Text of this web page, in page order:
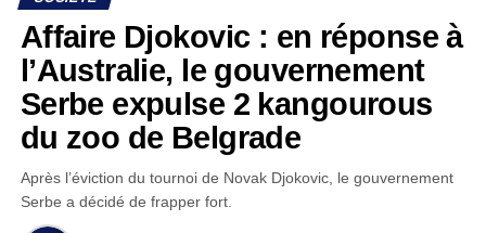
Affaire Djokovic : en réponse à
l’Australie, le gouvernement
Serbe expulse 2 kangourous
du zoo de Belgrade
Après l’éviction du tournoi de Novak Djokovic, le gouvernement
Serbe a décidé de frapper fort.